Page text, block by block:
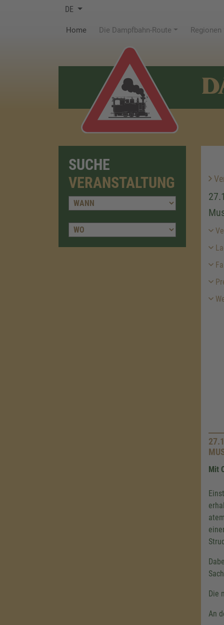
DE
Home(current)Die Dampfbahn-Route Regionen
SUCHE
VERANSTALTUNG
Mit
Die
An